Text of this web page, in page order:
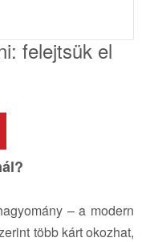
felejtsük el
– a modern
több kárt okozhat,